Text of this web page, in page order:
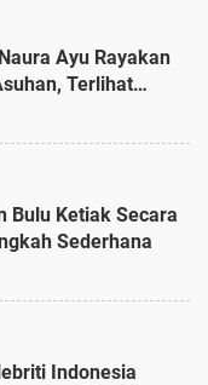
Ayu Rayakan
Terlihat
Bulu Ketiak Secara
Sederhana
Indonesia